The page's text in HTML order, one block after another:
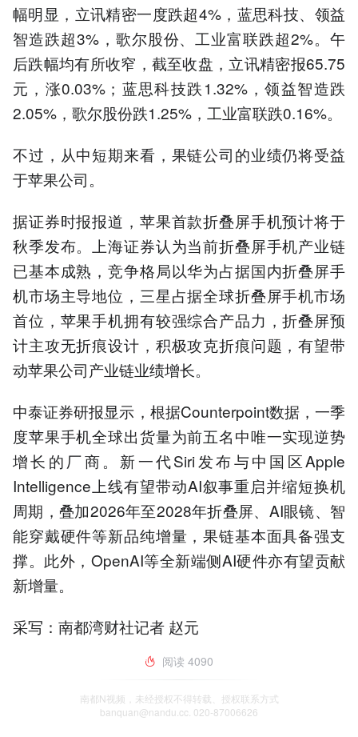
幅明显，立讯精密一度跌超4%，蓝思科技、领益
智造跌超3%，歌尔股份、工业富联跌超2%。午
后跌幅均有所收窄，截至收盘，立讯精密报65.75
元，涨0.03%；蓝思科技跌1.32%，领益智造跌
2.05%，歌尔股份跌1.25%，工业富联跌0.16%。
不过，从中短期来看，果链公司的业绩仍将受益
于苹果公司。
据证券时报报道，苹果首款折叠屏手机预计将于
秋季发布。上海证券认为当前折叠屏手机产业链
已基本成熟，竞争格局以华为占据国内折叠屏手
机市场主导地位，三星占据全球折叠屏手机市场
首位，苹果手机拥有较强综合产品力，折叠屏预
计主攻无折痕设计，积极攻克折痕问题，有望带
动苹果公司产业链业绩增长。
中泰证券研报显示，根据Counterpoint数据，一季
度苹果手机全球出货量为前五名中唯一实现逆势
增长的厂商。新一代Siri发布与中国区Apple
Intelligence上线有望带动AI叙事重启并缩短换机
周期，叠加2026年至2028年折叠屏、AI眼镜、智
能穿戴硬件等新品纯增量，果链基本面具备强支
撑。此外，OpenAI等全新端侧AI硬件亦有望贡献
新增量。
采写：南都湾财社记者 赵元
阅读 4090
南都N视频，未经授权不得转载、授权联系方式
banquan@nandu.cc. 020-87006626